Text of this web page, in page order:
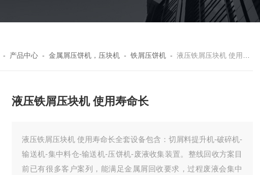
- 产品中心 -金属屑压饼机，压块机 -铁屑压饼机 -液压铁屑压块机 使用寿命长
液压铁屑压块机 使用寿命长
液压铁屑压块机 使用寿命长全套设备包含：切屑料提升机-破碎机-
输送机-集中料仓-输送机-压饼机-废液收集装置。整线回收方案目
前已有很多客户案列，能满足金属屑回收要求，过程废液会集中